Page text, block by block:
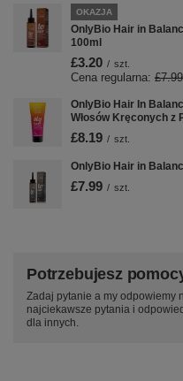
OKAZJA
OnlyBio Hair in
100ml
£3.20 / szt.
Cena regularna: £7.99
OnlyBio Hair In
Włosów Kręconych z
£8.19 / szt.
OnlyBio Hair in
£7.99 / szt.
Potrzebujesz
Zadaj pytanie a my odpowiemy
najciekawsze pytania i
dla innych.